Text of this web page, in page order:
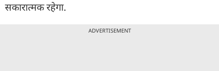
सकारात्मक रहेगा.
ADVERTISEMENT